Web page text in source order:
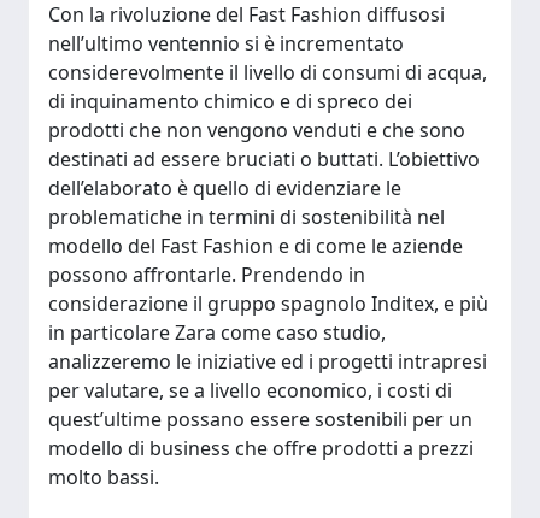
Con la rivoluzione del Fast Fashion diffusosi
nell’ultimo ventennio si è incrementato
considerevolmente il livello di consumi di acqua,
di inquinamento chimico e di spreco dei
prodotti che non vengono venduti e che sono
destinati ad essere bruciati o buttati. L’obiettivo
dell’elaborato è quello di evidenziare le
problematiche in termini di sostenibilità nel
modello del Fast Fashion e di come le aziende
possono affrontarle. Prendendo in
considerazione il gruppo spagnolo Inditex, e più
in particolare Zara come caso studio,
analizzeremo le iniziative ed i progetti intrapresi
per valutare, se a livello economico, i costi di
quest’ultime possano essere sostenibili per un
modello di business che offre prodotti a prezzi
molto bassi.